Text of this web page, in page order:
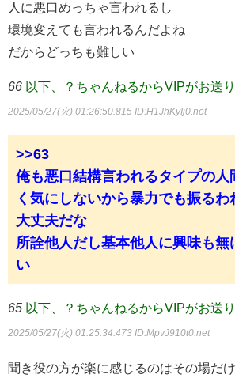
人に悪口めっちゃ言われるし
環境変えても言われるんだよね
だからどっちも難しい
66 以下、？ちゃんねるからVIPがお送
2025/05/27(火) 01:26:50.815 ID:H1JhKyIj0.net
>>63
俺も悪口結構言われるタイプの人
く気にしないから暴力でも振るわ
大丈夫だな
所詮他人だし基本他人に興味も無
い
65 以下、？ちゃんねるからVIPがお送
2025/05/27(火) 01:25:34.473 ID:MpvJ910t0.net
聞き役の方が楽に感じるのはその場だ